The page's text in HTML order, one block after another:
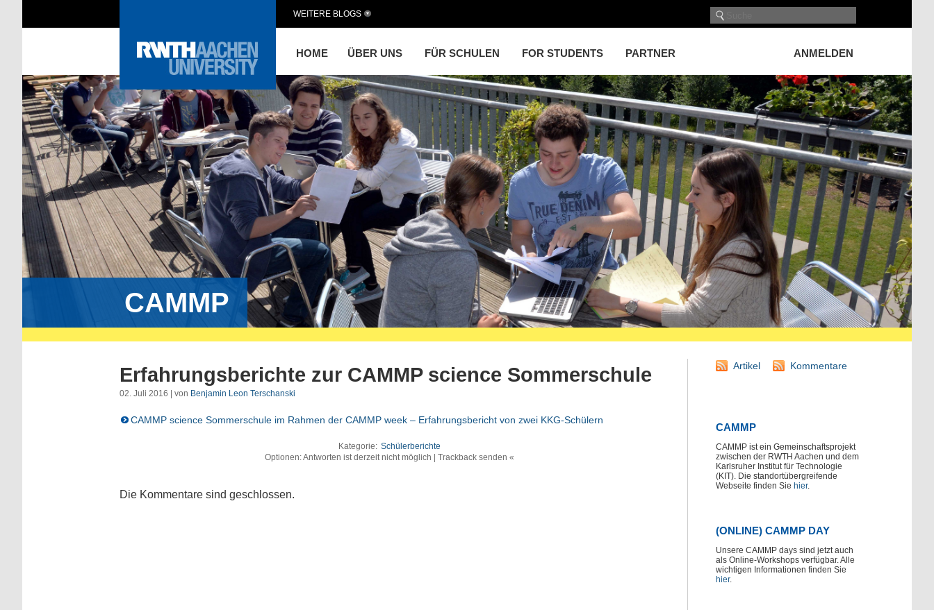
HOME ÜBER UNS FÜR SCHULEN FOR STUDENTS PARTNER ANMELDEN
WEITERE BLOGS
CAMMP
Erfahrungsberichte zur CAMMP science Sommerschule
02. Juli 2016 | von Benjamin Leon Terschanski
CAMMP science Sommerschule im Rahmen der CAMMP week – Erfahrungsbericht von zwei KKG-Schülern
Kategorie: Schülerberichte
Optionen: Antworten ist derzeit nicht möglich | Trackback senden «
Die Kommentare sind geschlossen.
Artikel Kommentare
CAMMP
CAMMP ist ein Gemeinschaftsprojekt
zwischen der RWTH Aachen und dem
Karlsruher Institut für Technologie
(KIT). Die standortübergreifende
Webseite finden Sie hier.
(ONLINE) CAMMP DAY
Unsere CAMMP days sind jetzt auch
als Online-Workshops verfügbar. Alle
wichtigen Informationen finden Sie
hier.